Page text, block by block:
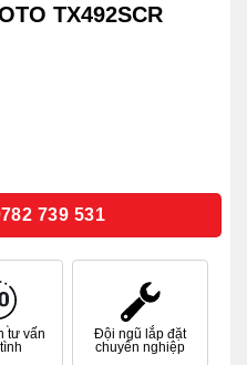
TX492SCR
739 531
tư vấn
Đội ngũ lắp đặt
chuyên nghiệp